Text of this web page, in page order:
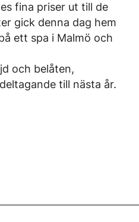
fina priser ut till de
gick denna dag hem
ett spa i Malmö och
och belåten,
till nästa år.